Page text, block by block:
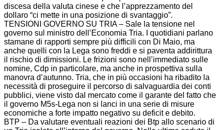
discesa della valuta cinese e che l’apprezzamento del
dollaro “ci mette in una posizione di svantaggio”.
TENSIONI GOVERNO SU TRIA – Sale la tensione nel
governo sul ministro dell’Economia Tria. I quotidiani parlano
stamane di rapporti sempre più difficili con Di Maio, ma
anche quelli con la Lega sono freddi e si paventa addirittura
il rischio di dimissioni. Le frizioni sono nell’immediato sulle
nomine, Cdp in particolare, ma anche in prospettiva sulla
manovra d’autunno. Tria, che in più occasioni ha ribadito la
necessità di proseguire il percorso di salvaguardia dei conti
pubblici, viene visto dal mercato come il garante del fatto che
il governo M5s-Lega non si lanci in una serie di misure
economiche a forte impatto negativo su deficit e debito.
BTP – Da valutare eventuali reazioni dei Btp allo scenario di